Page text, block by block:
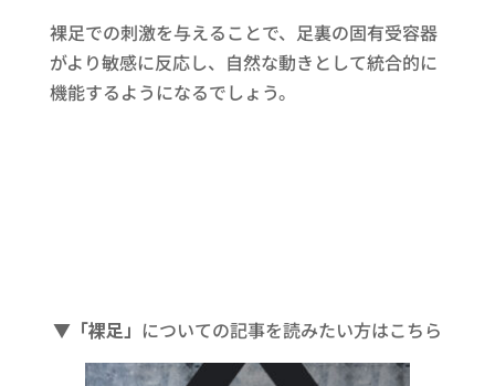
裸足での刺激を与えることで、足裏の固有受容器
がより敏感に反応し、自然な動きとして統合的に
機能するようになるでしょう。
▼「裸足」 についての記事を読みたい方はこちら